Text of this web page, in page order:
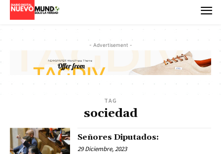
- Advertisement -
TAG
sociedad
Señores Diputados:
29 Diciembre, 2023